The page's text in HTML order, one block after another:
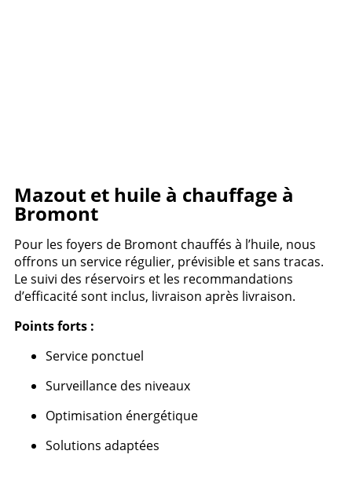
Mazout et huile à chauffage à
Bromont
Pour les foyers de Bromont chauffés à l’huile, nous
offrons un service régulier, prévisible et sans tracas.
Le suivi des réservoirs et les recommandations
d’efficacité sont inclus, livraison après livraison.
Points forts :
Service ponctuel
Surveillance des niveaux
Optimisation énergétique
Solutions adaptées